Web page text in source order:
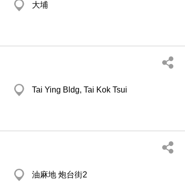
大埔
Tai Ying Bldg, Tai Kok Tsui
油麻地 炮台街2